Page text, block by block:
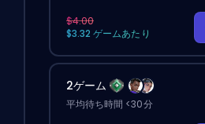
$4.00
$3.32 ゲームあたり
2ゲーム
平均待ち時間 <30分